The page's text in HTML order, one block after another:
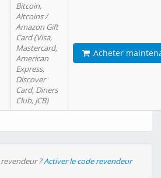
Bitcoin,
Altcoins /
Amazon Gift
Card (Visa,
Mastercard,
American
Express,
Discover
Card, Diners
Club, JCB)
Acheter
?Activer le code revendeur